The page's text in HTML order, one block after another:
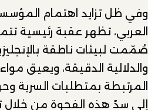
وفي ظل تزايد اهتمام
العربي، تظهر عقبة رئيسية
صُمّمت لبيئات ناطقة
والدلالية الدقيقة، ويعيق
المرتبطة بمتطلبات السرية
إلى سدّ هذه الفجوة من خلال